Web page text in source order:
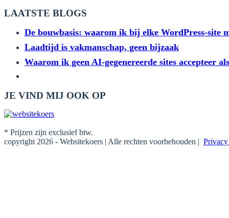
LAATSTE BLOGS
De bouwbasis: waarom ik bij elke WordPress-site
Laadtijd is vakmanschap, geen bijzaak
Waarom ik geen AI-gegenereerde sites accepteer
JE VIND MIJ OOK OP
* Prijzen zijn exclusief btw.
copyright 2026 - Websitekoers | Alle rechten voorbehouden |